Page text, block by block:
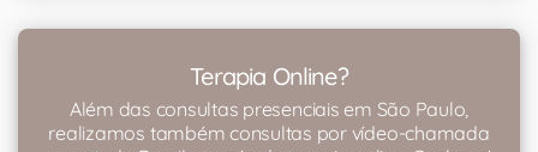
Terapia Online?
Além das consultas presenciais em São Paulo,
realizamos também consultas por vídeo-chamada